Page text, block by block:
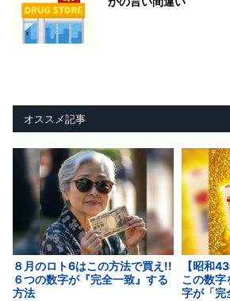
オススメ記事
８月のロト6はこの方法で買え!!
６つの数字が『完全一致』する
方法
【昭和
この数字
字が「完